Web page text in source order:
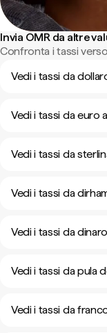
Invia OMR da altre
Confronta i tassi
Vedi i tassi da
Vedi i tassi da euro
Vedi i tassi da
Vedi i tassi da
Vedi i tassi da
Vedi i tassi da pula
Vedi i tassi da